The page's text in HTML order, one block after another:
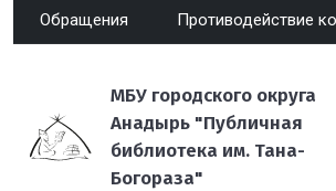
Обращения Противодействие
МБУ городского округа
Анадырь "Публичная
библиотека им. Тана-
Богораза"